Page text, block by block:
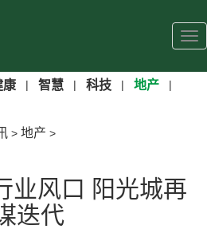
康 | 智慧 | 科技 | 地产 |
> 地产 >
业风口 阳光城再
迭代